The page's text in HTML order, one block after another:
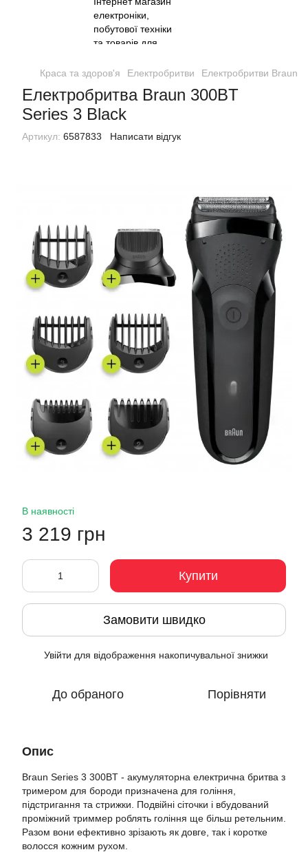
Краса та здоров'я Електробритви Електробритви Braun
Електробритва Braun 300BT
Series 3 Black
Артикул: 6587833 Написати відгук
В наявності
3 219 грн
Купити
Замовити швидко
Увійти для відображення накопичувальної знижки
До обраного Порівняти
Опис
Braun Series 3 300BT - акумуляторна електрична бритва з
тримером для бороди призначена для гоління,
підстригання та стрижки. Подвійні сіточки і вбудований
проміжний триммер роблять гоління ще більш ретельним.
Разом вони ефективно зрізають як довге, так і коротке
волосся кожним рухом.